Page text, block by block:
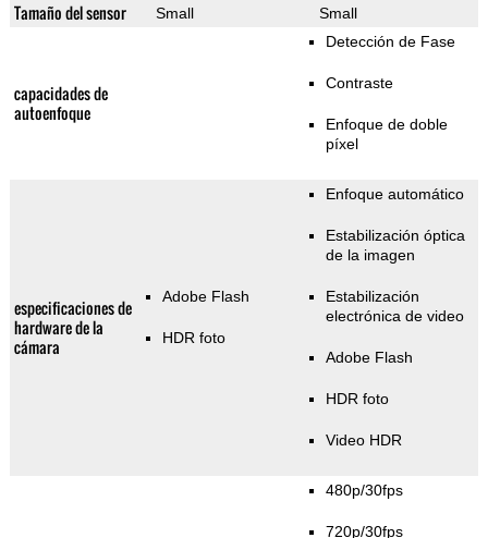
Tamaño del sensor Small Small
capacidades de
autoenfoque
Detección de Fase
Contraste
Enfoque de doble
píxel
especificaciones de
hardware de la
cámara
Adobe Flash
HDR foto
Enfoque automático
Estabilización óptica
de la imagen
Estabilización
electrónica de video
Adobe Flash
HDR foto
Video HDR
480p/30fps
720p/30fps